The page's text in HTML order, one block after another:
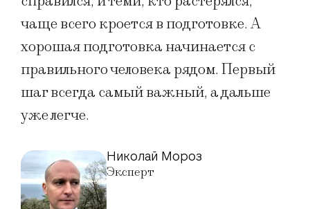
чаще всего кроется в подготовке. А
хорошая подготовка начинается с
правильного человека рядом. Первый
шаг всегда самый важный, а дальше
уже легче.
Николай Мороз
Эксперт